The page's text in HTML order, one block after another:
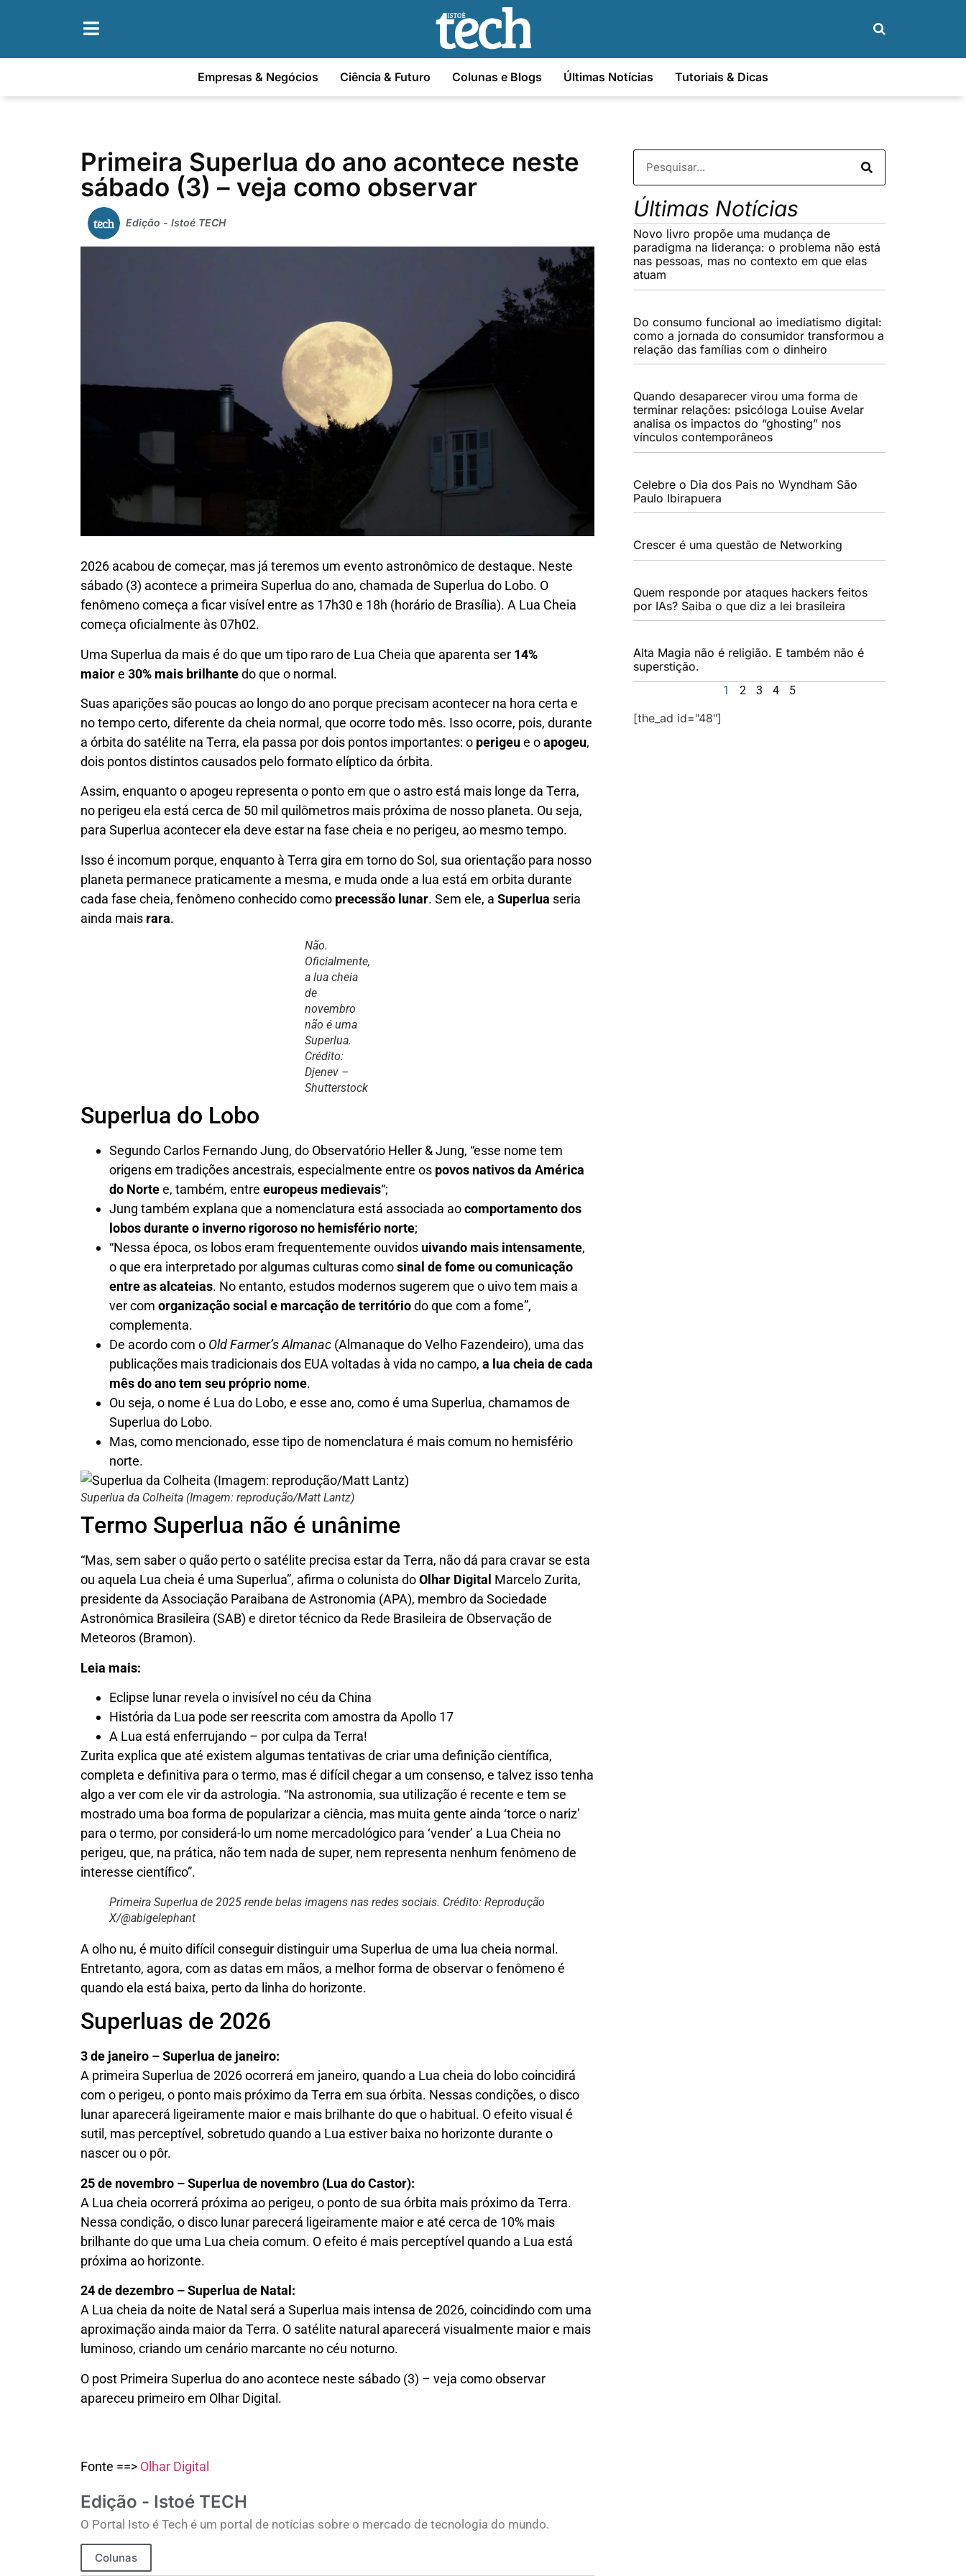
Empresas & Negócios Ciência & Futuro Colunas e Blogs Últimas Notícias Tutoriais & Dicas
Primeira Superlua do ano acontece neste
sábado (3) – veja como observar
Edição - Istoé TECH
2026 acabou de começar, mas já teremos um evento astronômico de destaque. Neste
sábado (3) acontece a primeira Superlua do ano, chamada de Superlua do Lobo. O
fenômeno começa a ficar visível entre as 17h30 e 18h (horário de Brasília). A Lua Cheia
começa oficialmente às 07h02.
Uma Superlua da mais é do que um tipo raro de Lua Cheia que aparenta ser 14%
maiore 30% mais brilhantedo que o normal.
Suas aparições são poucas ao longo do ano porque precisam acontecer na hora certa e
no tempo certo, diferente da cheia normal, que ocorre todo mês. Isso ocorre, pois, durante
a órbita do satélite na Terra, ela passa por dois pontos importantes: o perigeue oapogeu,
dois pontos distintos causados pelo formato elíptico da órbita.
Assim, enquanto o apogeu representa o ponto em que o astro está mais longe da Terra,
no perigeu ela está cerca de 50 mil quilômetros mais próxima de nosso planeta. Ou seja,
para Superlua acontecer ela deve estar na fase cheia e no perigeu, ao mesmo tempo.
Isso é incomum porque, enquanto à Terra gira em torno do Sol, sua orientação para nosso
planeta permanece praticamente a mesma, e muda onde a lua está em orbita durante
cada fase cheia, fenômeno conhecido como precessão lunar. Sem ele, a Superlua seria
ainda mais rara.
Não.
Oficialmente,
a lua cheia
de
novembro
não é uma
Superlua.
Crédito:
Djenev –
Shutterstock
Superlua do Lobo
Segundo Carlos Fernando Jung, do Observatório Heller & Jung, “esse nome tem
origens em tradições ancestrais, especialmente entre os povos nativos da América
do Nortee, também, entre europeus medievais“;
Jung também explana que a nomenclatura está associada aocomportamento dos
lobos durante o inverno rigoroso no hemisfério norte;
“Nessa época, os lobos eram frequentemente ouvidos uivando mais intensamente,
o que era interpretado por algumas culturas comosinal de fome ou comunicação
entre as alcateias. No entanto, estudos modernos sugerem que o uivo tem mais a
ver com organização social e marcação de territóriodo que com a fome”,
complementa.
De acordo com o Old Farmer’s Almanac (Almanaque do Velho Fazendeiro), uma das
publicações mais tradicionais dos EUA voltadas à vida no campo, a lua cheia de cada
mês do ano tem seu próprio nome.
Ou seja, o nome é Lua do Lobo, e esse ano, como é uma Superlua, chamamos de
Superlua do Lobo.
Mas, como mencionado, esse tipo de nomenclatura é mais comum no hemisfério
norte.
Superlua da Colheita (Imagem: reprodução/Matt Lantz)
Termo Superlua não é unânime
“Mas, sem saber o quão perto o satélite precisa estar da Terra, não dá para cravar se esta
ou aquela Lua cheia é uma Superlua”, afirma o colunista doOlhar Digital Marcelo Zurita,
presidente da Associação Paraibana de Astronomia (APA), membro da Sociedade
Astronômica Brasileira (SAB) e diretor técnico da Rede Brasileira de Observação de
Meteoros (Bramon).
Leia mais:
Eclipse lunar revela o invisível no céu da China
História da Lua pode ser reescrita com amostra da Apollo 17
A Lua está enferrujando – por culpa da Terra!
Zurita explica que até existem algumas tentativas de criar uma definição científica,
completa e definitiva para o termo, mas é difícil chegar a um consenso, e talvez isso tenha
algo a ver com ele vir da astrologia. “Na astronomia, sua utilização é recente e tem se
mostrado uma boa forma de popularizar a ciência, mas muita gente ainda ‘torce o nariz’
para o termo, por considerá-lo um nome mercadológico para ‘vender’ a Lua Cheia no
perigeu, que, na prática, não tem nada de super, nem representa nenhum fenômeno de
interesse científico”.
Primeira Superlua de 2025 rende belas imagens nas redes sociais. Crédito: Reprodução
X/@abigelephant
A olho nu, é muito difícil conseguir distinguir uma Superlua de uma lua cheia normal.
Entretanto, agora, com as datas em mãos, a melhor forma de observar o fenômeno é
quando ela está baixa, perto da linha do horizonte.
Superluas de 2026
3 de janeiro – Superlua de janeiro:
A primeira Superlua de 2026 ocorrerá em janeiro, quando a Lua cheia do lobo coincidirá
com o perigeu, o ponto mais próximo da Terra em sua órbita. Nessas condições, o disco
lunar aparecerá ligeiramente maior e mais brilhante do que o habitual. O efeito visual é
sutil, mas perceptível, sobretudo quando a Lua estiver baixa no horizonte durante o
nascer ou o pôr.
25 de novembro – Superlua de novembro (Lua do Castor):
A Lua cheia ocorrerá próxima ao perigeu, o ponto de sua órbita mais próximo da Terra.
Nessa condição, o disco lunar parecerá ligeiramente maior e até cerca de 10% mais
brilhante do que uma Lua cheia comum. O efeito é mais perceptível quando a Lua está
próxima ao horizonte.
24 de dezembro – Superlua de Natal:
A Lua cheia da noite de Natal será a Superlua mais intensa de 2026, coincidindo com uma
aproximação ainda maior da Terra. O satélite natural aparecerá visualmente maior e mais
luminoso, criando um cenário marcante no céu noturno.
O post Primeira Superlua do ano acontece neste sábado (3) – veja como observar
apareceu primeiro em Olhar Digital.
Fonte ==> Olhar Digital
Edição - Istoé TECH
O Portal Isto é Tech é um portal de notícias sobre o mercado de tecnologia do mundo.
Colunas
Últimas Notícias
Novo livro propõe uma mudança de
paradigma na liderança: o problema não está
nas pessoas, mas no contexto em que elas
atuam
Do consumo funcional ao imediatismo digital:
como a jornada do consumidor transformou a
relação das famílias com o dinheiro
Quando desaparecer virou uma forma de
terminar relações: psicóloga Louise Avelar
analisa os impactos do “ghosting” nos
vínculos contemporâneos
Celebre o Dia dos Pais no Wyndham São
Paulo Ibirapuera
Crescer é uma questão de Networking
Quem responde por ataques hackers feitos
por IAs? Saiba o que diz a lei brasileira
Alta Magia não é religião. E também não é
superstição.
1 2 3 4 5
[the_ad id="48"]